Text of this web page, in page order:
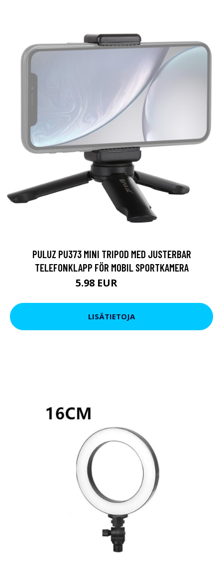
PULUZ PU373 MINI TRIPOD MED JUSTERBAR
TELEFONKLAPP FÖR MOBIL SPORTKAMERA
5.98 EUR
LISÄTIETOJA